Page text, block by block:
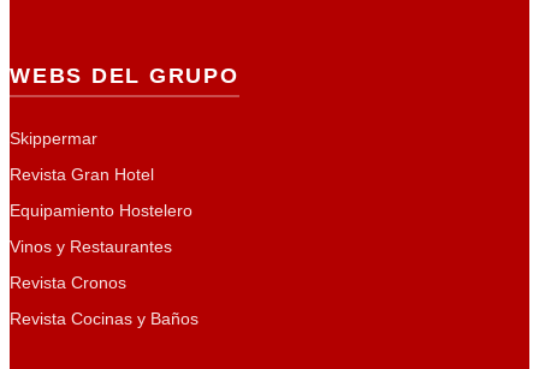
WEBS DEL GRUPO
Skippermar
Revista Gran Hotel
Equipamiento Hostelero
Vinos y Restaurantes
Revista Cronos
Revista Cocinas y Baños